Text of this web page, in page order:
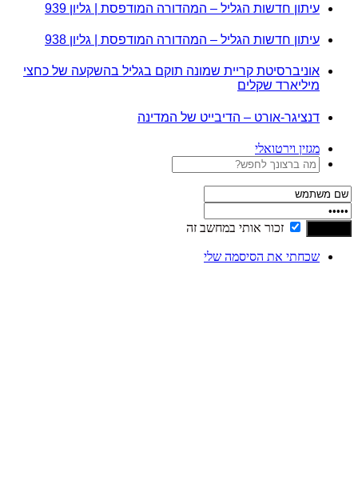
עיתון חדשות הגליל – המהדורה המודפסת | גליון 939
עיתון חדשות הגליל – המהדורה המודפסת | גליון 938
אוניברסיטת קריית שמונה תוקם בגליל בהשקעה של כחצי
מיליארד שקלים
דנציגר-אורט – הדיבייט של המדינה
מגזין וירטואלי
זכור אותי במחשב זה
שכחתי את הסיסמה שלי